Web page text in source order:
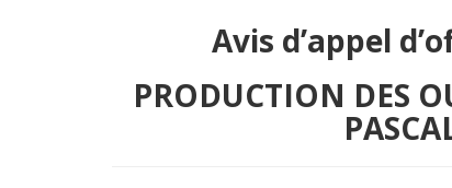
Avis d’appel
PRODUCTION DES